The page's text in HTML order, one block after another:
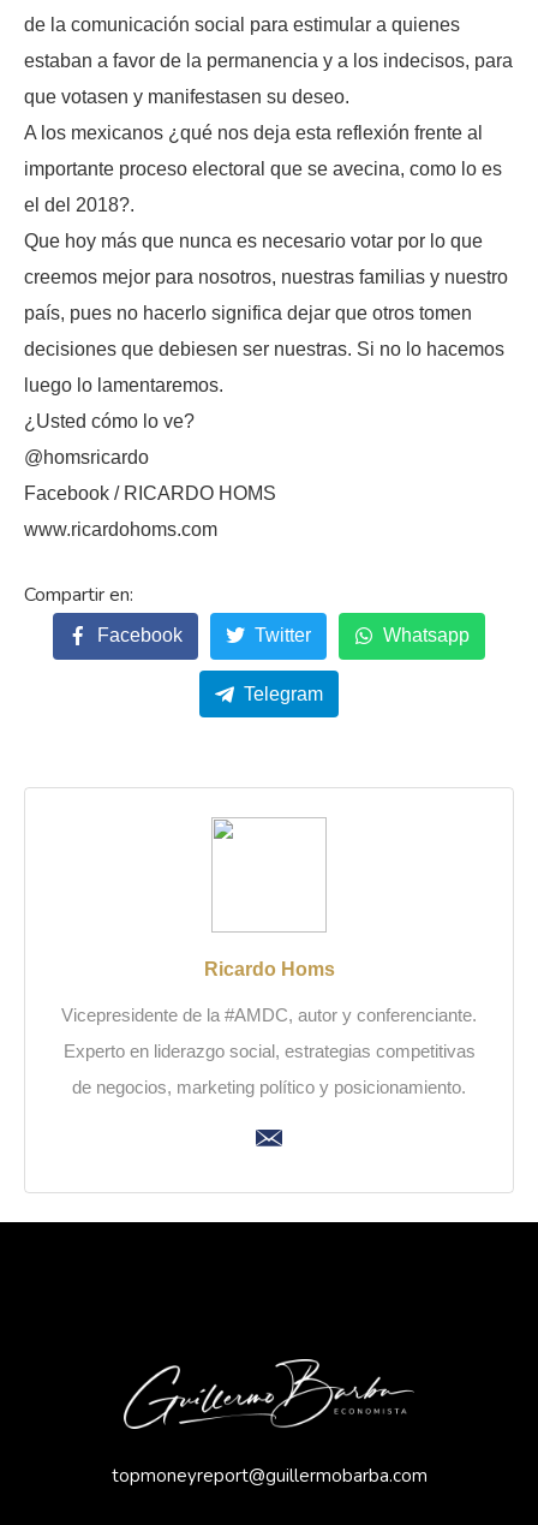
de la comunicación social para estimular a quienes
estaban a favor de la permanencia y a los indecisos, para
que votasen y manifestasen su deseo.
A los mexicanos ¿qué nos deja esta reflexión frente al
importante proceso electoral que se avecina, como lo es
el del 2018?.
Que hoy más que nunca es necesario votar por lo que
creemos mejor para nosotros, nuestras familias y nuestro
país, pues no hacerlo significa dejar que otros tomen
decisiones que debiesen ser nuestras. Si no lo hacemos
luego lo lamentaremos.
¿Usted cómo lo ve?
@homsricardo
Facebook / RICARDO HOMS
www.ricardohoms.com
Facebook Twitter Whatsapp
Telegram
Ricardo Homs
Vicepresidente de la #AMDC, autor y conferenciante.
Experto en liderazgo social, estrategias competitivas
de negocios, marketing político y posicionamiento.
topmoneyreport@guillermobarba.com